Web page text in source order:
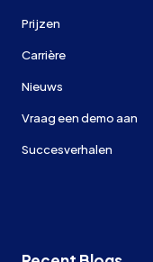
Prijzen
Carrière
Nieuws
Vraag een demo aan
Succesverhalen